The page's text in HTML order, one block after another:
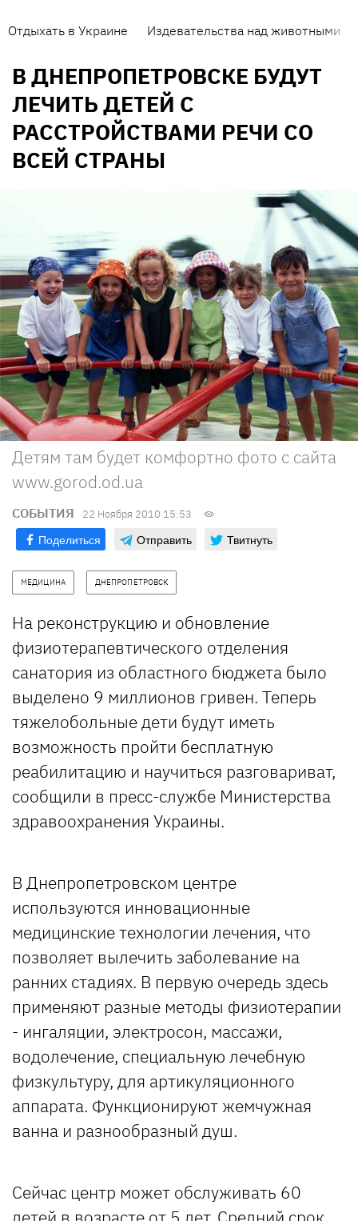
Отдыхать в Украине Издевательства над животными
В ДНЕПРОПЕТРОВСКЕ БУДУТ
ЛЕЧИТЬ ДЕТЕЙ С
РАССТРОЙСТВАМИ РЕЧИ СО
ВСЕЙ СТРАНЫ
Детям там будет комфортно фото с сайта
www.gorod.od.ua
СОБЫТИЯ 22 Ноября 2010 15:53
Поделиться Отправить Твитнуть
МЕДИЦИНА ДНЕПРОПЕТРОВСК
На реконструкцию и обновление
физиотерапевтического отделения
санатория из областного бюджета было
выделено 9 миллионов гривен. Теперь
тяжелобольные дети будут иметь
возможность пройти бесплатную
реабилитацию и научиться разговариват,
сообщили в пресс-службе Министерства
здравоохранения Украины.
В Днепропетровском центре
используются инновационные
медицинские технологии лечения, что
позволяет вылечить заболевание на
ранних стадиях. В первую очередь здесь
применяют разные методы физиотерапии
- ингаляции, электросон, массажи,
водолечение, специальную лечебную
физкультуру, для артикуляционного
аппарата. Функционируют жемчужная
ванна и разнообразный душ.
Сейчас центр может обслуживать 60